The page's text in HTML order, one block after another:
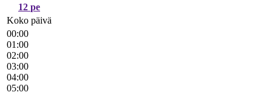
12 pe
Koko päivä
00:00
01:00
02:00
03:00
04:00
05:00